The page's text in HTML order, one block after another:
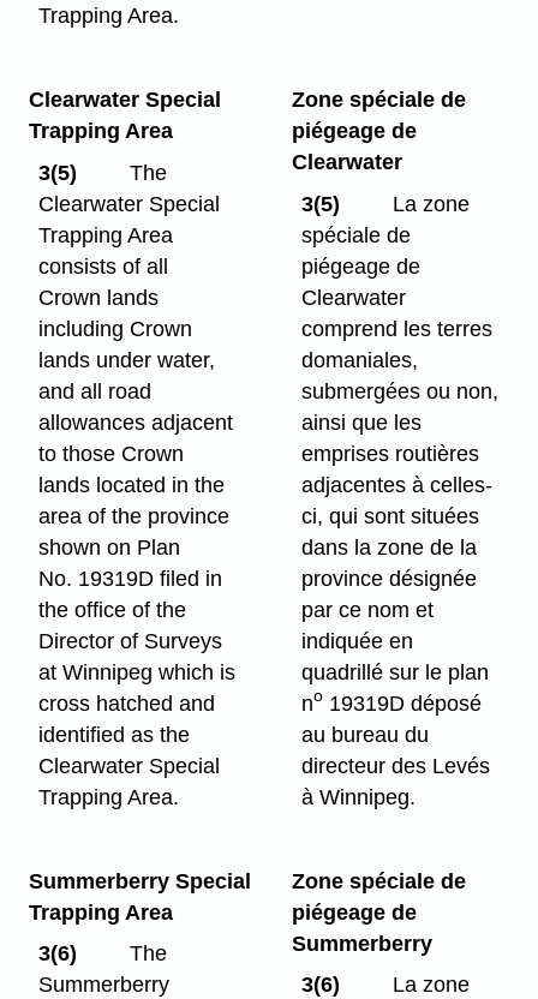
Trapping Area.
Clearwater Special
Trapping Area
3(5)
The
Clearwater Special
Trapping Area
consists of all
Crown lands
including Crown
lands under water,
and all road
allowances adjacent
to those Crown
lands located in the
area of the province
shown on Plan
No. 19319D filed in
the office of the
Director of Surveys
at Winnipeg which is
cross hatched and
identified as the
Clearwater Special
Trapping Area.
Zone spéciale de
piégeage de
Clearwater
3(5)
La zone
spéciale de
piégeage de
Clearwater
comprend les terres
domaniales,
submergées ou non,
ainsi que les
emprises routières
adjacentes à celles-
ci, qui sont situées
dans la zone de la
province désignée
par ce nom et
indiquée en
quadrillé sur le plan
no 19319D déposé
au bureau du
directeur des Levés
à Winnipeg.
Summerberry Special
Trapping Area
3(6)
The
Summerberry
Zone spéciale de
piégeage de
Summerberry
3(6)
La zone